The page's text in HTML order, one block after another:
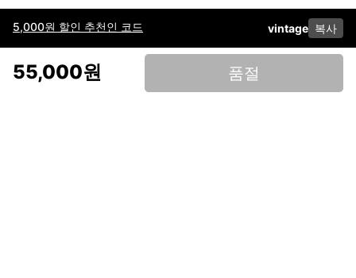
5,000원 할인 추천인 코드 vintage 복사
55,000원 품절
이용약관고객센터판매개인정보 처리방침사업자 정보다운로드